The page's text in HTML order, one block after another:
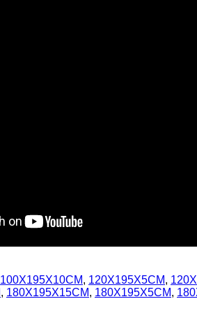
100X195X10CM, 120X195X5CM,
, 180X195X15CM, 180X195X5CM,